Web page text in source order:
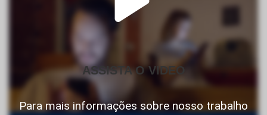
ASSISTA O VIDEO
Para mais informações sobre nosso trabalho